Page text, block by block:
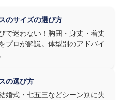
シックなトーン、バイオリンやソ
デザイン、合唱やアンサンブル
ルな色合い、と演目に合わせた
確認する
のサイズの選び方
で迷わない！胸囲・身丈・着丈
プロが解説。体型別のアドバイ
の選び方
婚式・七五三などシーン別に失